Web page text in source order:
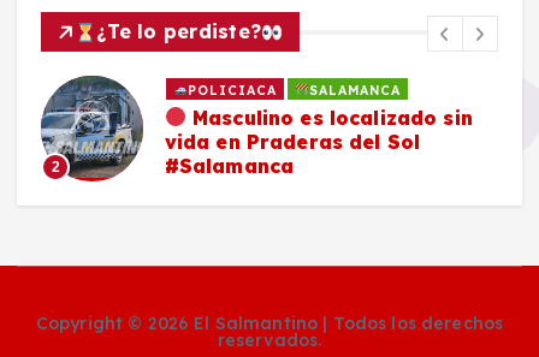
¿Te lo perdiste?
2
POLICIACA SALAMANCA
Masculino es localizado sin
vida en Praderas del Sol
#Salamanca
Copyright © 2026 El Salmantino | Todos los derechos
reservados.